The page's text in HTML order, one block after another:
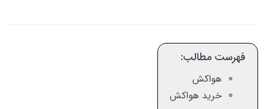
فهرست مطالب:
هواکش
خرید هواکش